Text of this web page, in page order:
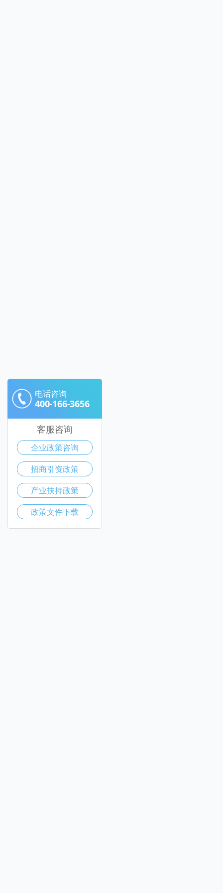
电话咨询
400-166-3656
客服咨询
企业政策咨询
招商引资政策
产业扶持政策
政策文件下载